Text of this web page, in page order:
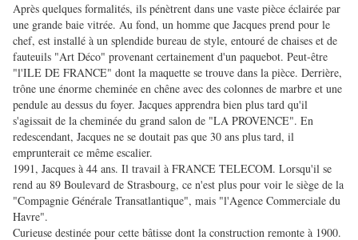
Après quelques formalités, ils pénètrent dans une vaste pièce éclairée par
une grande baie vitrée. Au fond, un homme que Jacques prend pour le
chef, est installé à un splendide bureau de style, entouré de chaises et de
fauteuils "Art Déco" provenant certainement d'un paquebot. Peut-être
"l'ILE DE FRANCE" dont la maquette se trouve dans la pièce. Derrière,
trône une énorme cheminée en chêne avec des colonnes de marbre et une
pendule au dessus du foyer. Jacques apprendra bien plus tard qu'il
s'agissait de la cheminée du grand salon de "LA PROVENCE". En
redescendant, Jacques ne se doutait pas que 30 ans plus tard, il
emprunterait ce même escalier.
1991, Jacques à 44 ans. Il travail à FRANCE TELECOM. Lorsqu'il se
rend au 89 Boulevard de Strasbourg, ce n'est plus pour voir le siège de la
"Compagnie Générale Transatlantique", mais "l'Agence Commerciale du
Havre".
Curieuse destinée pour cette bâtisse dont la construction remonte à 1900.